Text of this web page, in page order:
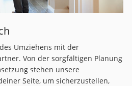
Umziehens mit der
Von der sorgfältigen Planung
stehen unsere
Seite, um sicherzustellen,